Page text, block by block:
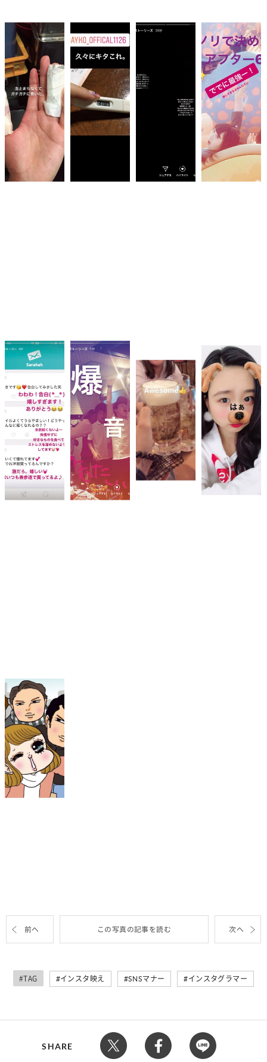
前へ この写真の記事を読む 次へ
#TAG インスタ映え SNSマナー インスタグラマー
SHARE